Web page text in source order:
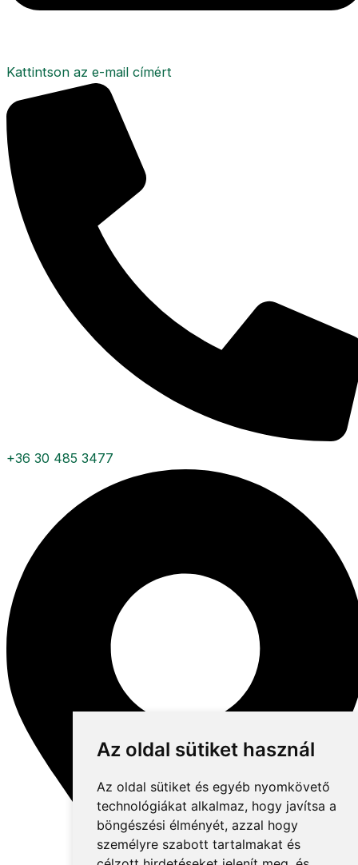
Az oldal sütiket használ
Az oldal sütiket és egyéb nyomkövető
technológiákat alkalmaz, hogy javítsa a
böngészési élményét, azzal hogy
személyre szabott tartalmakat és
Kattintson az e-mail címért
+36 30 485 3477